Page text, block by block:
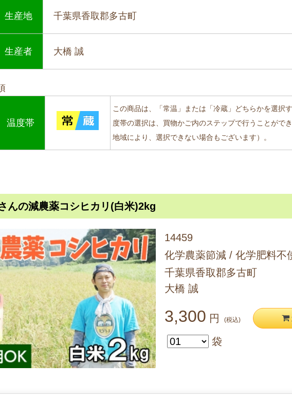
生産地 千葉県香取郡多古町
生産者 大橋 誠
温度帯
この商品は、「常温」または「冷蔵」どちらかを選択
度帯の選択は、買物かご内のステップで行うことがで
地域により、選択できない場合もございます）。
んの減農薬コシヒカリ(白米)2kg
14459
化学農薬節減 / 化学肥料不
千葉県香取郡多古町
大橋 誠
3,300 円 (税込)
袋